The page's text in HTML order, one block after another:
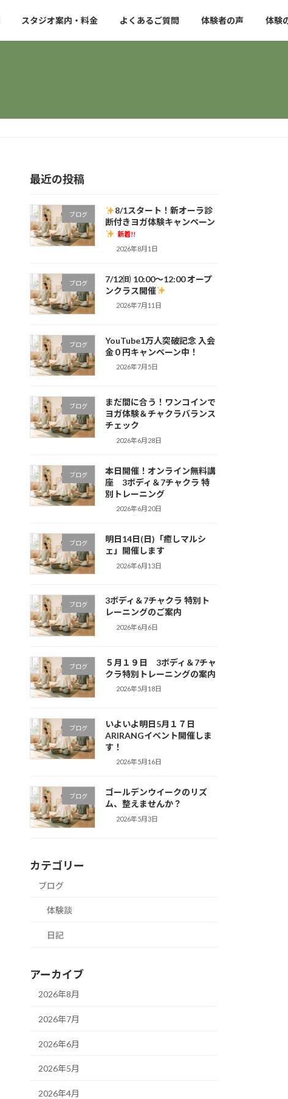
スタジオ案内・料金 よくあるご質問 体験者の声 体験
最近の投稿
ブログ
8/1スタート！新オーラ診
断付きヨガ体験キャンペーン
新着!!
2026年8月1日
ブログ
7/12㈰ 10:00～12:00 オープ
ンクラス開催
2026年7月11日
ブログ
YouTube1万人突破記念 入会
金０円キャンペーン中！
2026年7月5日
ブログ
まだ間に合う！ワンコインで
ヨガ体験＆チャクラバランス
チェック
2026年6月28日
ブログ
本日開催！オンライン無料講
座 3ボディ＆7チャクラ 特
別トレーニング
2026年6月20日
ブログ
明日14日(日)「癒しマルシ
ェ」開催します
2026年6月13日
ブログ
3ボディ＆7チャクラ 特別ト
レーニングのご案内
2026年6月6日
ブログ
５月１９日 3ボディ＆7チャ
クラ特別トレーニングの案内
2026年5月18日
ブログ
いよいよ明日5月１７日
ARIRANGイベント開催しま
す！
2026年5月16日
ブログ
ゴールデンウイークのリズ
ム、整えませんか？
2026年5月3日
カテゴリー
ブログ
体験談
日記
アーカイブ
2026年8月
2026年7月
2026年6月
2026年5月
2026年4月